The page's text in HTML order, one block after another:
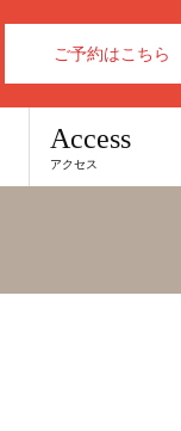
ご予約はこちら
Access
アクセス